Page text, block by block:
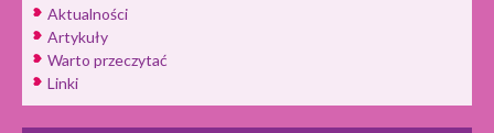
Aktualności
Artykuły
Warto przeczytać
Linki